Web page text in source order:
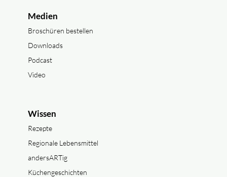
Medien
Broschüren bestellen
Downloads
Podcast
Video
Wissen
Rezepte
Regionale Lebensmittel
andersARTig
Küchengeschichten